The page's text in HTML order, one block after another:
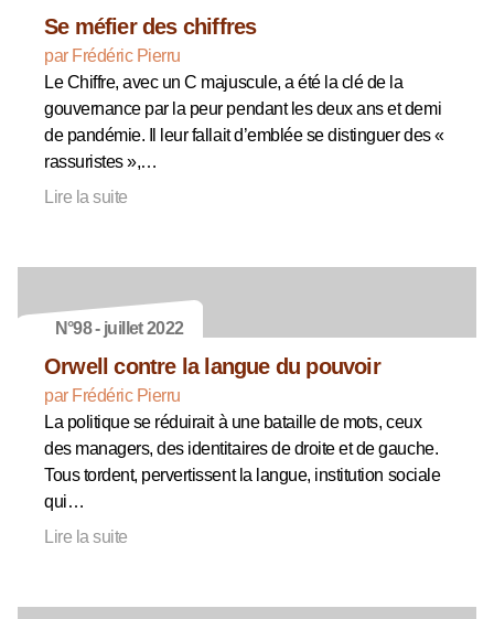
Se méfier des chiffres
par Frédéric Pierru
Le Chiffre, avec un C majuscule, a été la clé de la
gouvernance par la peur pendant les deux ans et demi
de pandémie. Il leur fallait d’emblée se distinguer des «
rassuristes »,…
Lire la suite
N°98 - juillet 2022
Orwell contre la langue du pouvoir
par Frédéric Pierru
La politique se réduirait à une bataille de mots, ceux
des managers, des identitaires de droite et de gauche.
Tous tordent, pervertissent la langue, institution sociale
qui…
Lire la suite